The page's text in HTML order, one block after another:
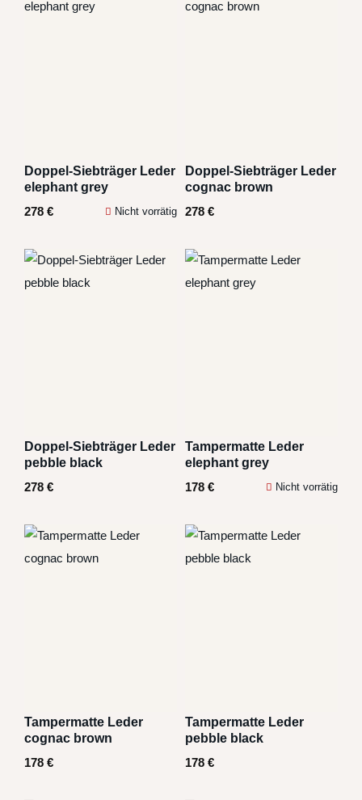
Doppel-Siebträger Leder
elephant grey
278 € Nicht vorrätig
Doppel-Siebträger Leder
cognac brown
278 €
Doppel-Siebträger Leder
pebble black
278 €
Tampermatte Leder
elephant grey
178 € Nicht vorrätig
Tampermatte Leder
cognac brown
178 €
Tampermatte Leder
pebble black
178 €